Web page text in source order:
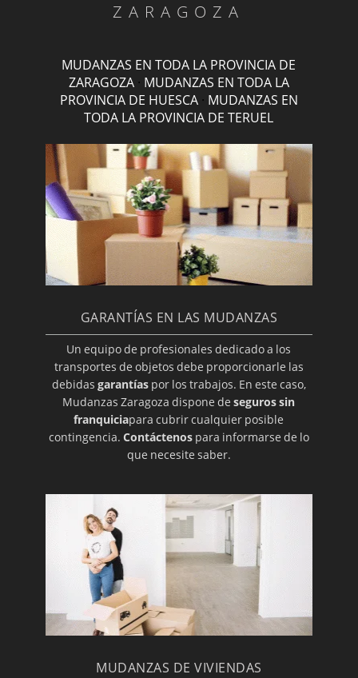
ZARAGOZA
MUDANZAS EN TODA LA PROVINCIA DE
ZARAGOZA· MUDANZAS EN TODA LA
PROVINCIA DE HUESCA· MUDANZAS EN
TODA LA PROVINCIA DE TERUEL
GARANTÍAS EN LAS MUDANZAS
Un equipo de profesionales dedicado a los
transportes de objetos debe proporcionarle las
debidas garantíaspor los trabajos. En este caso,
Mudanzas Zaragoza dispone deseguros sin
franquiciapara cubrir cualquier posible
contingencia. Contáctenospara informarse de lo
que necesite saber.
MUDANZAS DE VIVIENDAS